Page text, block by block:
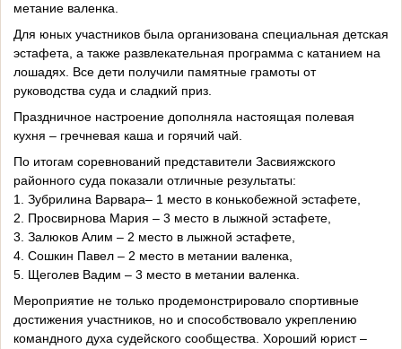
метание валенка.
Для юных участников была организована специальная детская
эстафета, а также развлекательная программа с катанием на
лошадях. Все дети получили памятные грамоты от
руководства суда и сладкий приз.
Праздничное настроение дополняла настоящая полевая
кухня – гречневая каша и горячий чай.
По итогам соревнований представители Засвияжского
районного суда показали отличные результаты:
1. Зубрилина Варвара– 1 место в конькобежной эстафете,
2. Просвирнова Мария – 3 место в лыжной эстафете,
3. Залюков Алим – 2 место в лыжной эстафете,
4. Сошкин Павел – 2 место в метании валенка,
5. Щеголев Вадим – 3 место в метании валенка.
Мероприятие не только продемонстрировало спортивные
достижения участников, но и способствовало укреплению
командного духа судейского сообщества. Хороший юрист –